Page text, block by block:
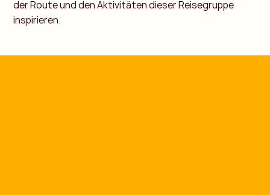
der Route und den Aktivitäten dieser Reisegruppe
inspirieren.